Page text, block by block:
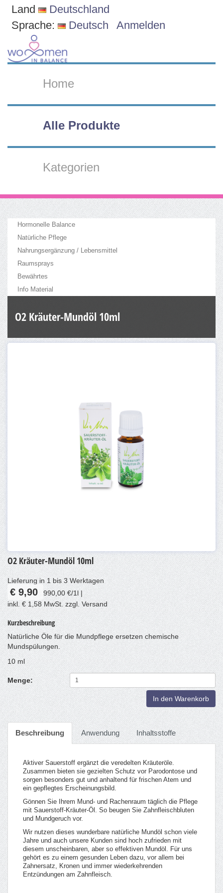
Land
Deutschland
Sprache:
Deutsch Anmelden
Home
Alle Produkte
Kategorien
Hormonelle Balance
Natürliche Pflege
Nahrungsergänzung / Lebensmittel
Raumsprays
Bewährtes
Info Material
O2 Kräuter-Mundöl 10ml
O2 Kräuter-Mundöl 10ml
Lieferung in 1 bis 3 Werktagen
€ 9,90
990,00 €/1l |
inkl. € 1,58 MwSt. zzgl. Versand
Kurzbeschreibung
Natürliche Öle für die Mundpflege ersetzen chemische
Mundspülungen.
10 ml
Menge:
In den Warenkorb
Beschreibung Anwendung Inhaltsstoffe
Aktiver Sauerstoff ergänzt die veredelten Kräuteröle.
Zusammen bieten sie gezielten Schutz vor Parodontose und
sorgen besonders gut und anhaltend für frischen Atem und
ein gepflegtes Erscheinungsbild.
Gönnen Sie Ihrem Mund- und Rachenraum täglich die Pflege
mit Sauerstoff-Kräuter-Öl. So beugen Sie Zahnfleischbluten
und Mundgeruch vor.
Wir nutzen dieses wunderbare natürliche Mundöl schon viele
Jahre und auch unsere Kunden sind hoch zufrieden mit
diesem unscheinbaren, aber so effektiven Mundöl. Für uns
gehört es zu einem gesunden Leben dazu, vor allem bei
Zahnersatz, Kronen und immer wiederkehrenden
Entzündungen am Zahnfleisch.